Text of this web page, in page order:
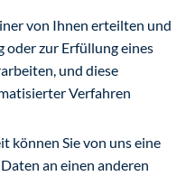
von Ihnen erteilten und
zur Erfüllung eines
und diese
Verfahren
können Sie von uns eine
an einen anderen